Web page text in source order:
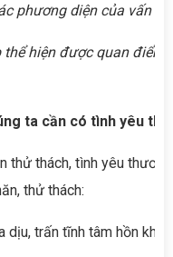
phương diện của vấn
thể hiện được quan điểm
ta cần có tình yêu
thử thách, tình yêu
thử thách:
dịu, trấn tĩnh tâm hồn khi